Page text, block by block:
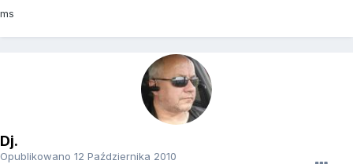
ms
Dj.
Opublikowano 12 Października 2010